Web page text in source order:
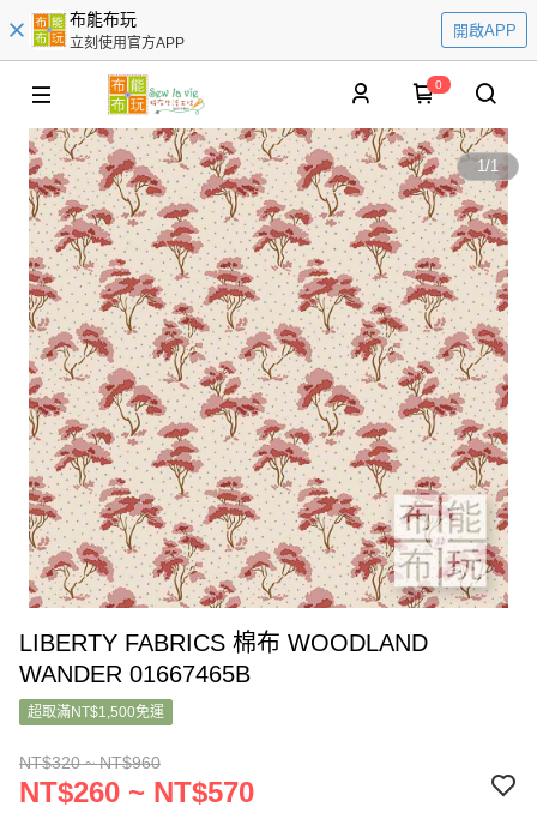
布能布玩
立刻使用官方APP
開啟APP
0
1/1
LIBERTY FABRICS 棉布 WOODLAND
WANDER 01667465B
超取滿NT$1,500免運
NT$320 ~ NT$960
NT$260 ~ NT$570